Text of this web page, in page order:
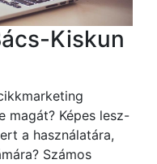
Kiskun
magát? Képes lesz-
a használatára,
Számos